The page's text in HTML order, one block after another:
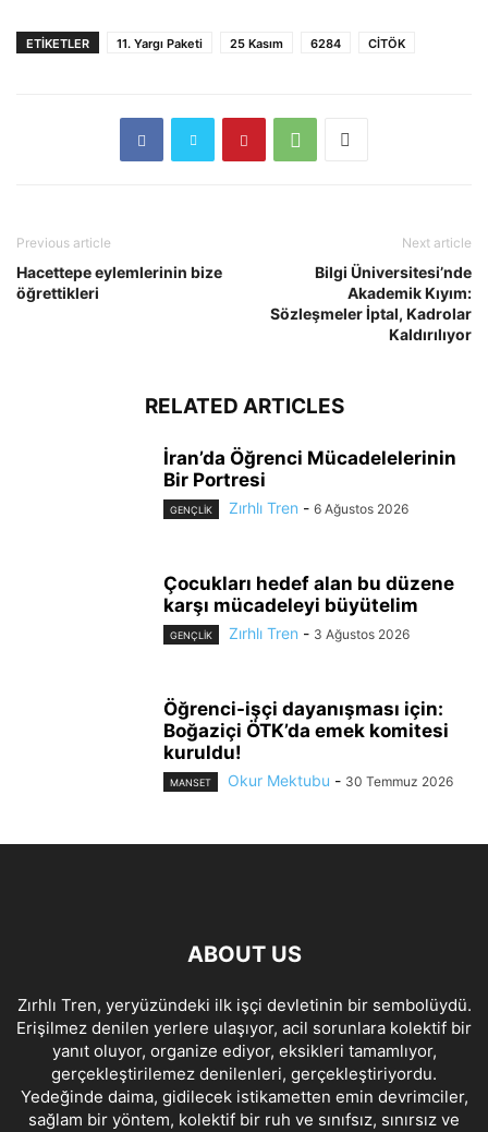
ETIKETLER 11. Yargı Paketi 25 Kasım 6284 CİTÖK
Previous article
Hacettepe eylemlerinin bize
öğrettikleri
Next article
Bilgi Üniversitesi’nde
Akademik Kıyım:
Sözleşmeler İptal, Kadrolar
Kaldırılıyor
RELATED ARTICLES
İran’da Öğrenci Mücadelelerinin
Bir Portresi
GENÇLİK Zırhlı Tren - 6 Ağustos 2026
Çocukları hedef alan bu düzene
karşı mücadeleyi büyütelim
GENÇLİK Zırhlı Tren - 3 Ağustos 2026
Öğrenci-işçi dayanışması için:
Boğaziçi ÖTK’da emek komitesi
kuruldu!
MANSET Okur Mektubu - 30 Temmuz 2026
ABOUT US
Zırhlı Tren, yeryüzündeki ilk işçi devletinin bir sembolüydü.
Erişilmez denilen yerlere ulaşıyor, acil sorunlara kolektif bir
yanıt oluyor, organize ediyor, eksikleri tamamlıyor,
gerçekleştirilemez denilenleri, gerçekleştiriyordu.
Yedeğinde daima, gidilecek istikametten emin devrimciler,
sağlam bir yöntem, kolektif bir ruh ve sınıfsız, sınırsız ve